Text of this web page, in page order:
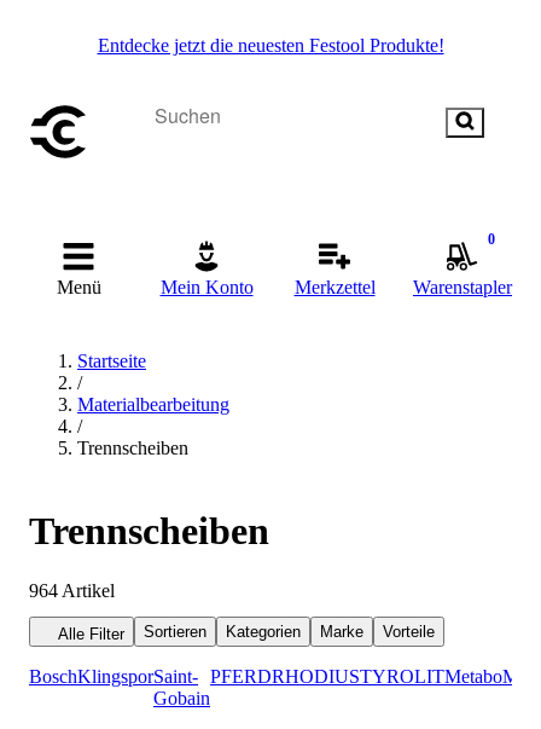
Entdecke jetzt die neuesten Festool Produkte!
Menü Mein Konto Merkzettel
0
Warenstapler
Startseite
/
Materialbearbeitung
/
Trennscheiben
Trennscheiben
964 Artikel
Alle Filter Sortieren Kategorien Marke Vorteile
BoschKlingsporSaint-
Gobain
PFERDRHODIUSTYROLITMetabo